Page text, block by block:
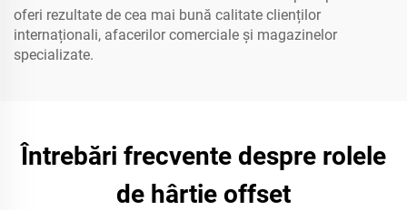
oferi rezultate de cea mai bună calitate clienților
internaționali, afacerilor comerciale și magazinelor
specializate.
Întrebări frecvente despre rolele
de hârtie offset